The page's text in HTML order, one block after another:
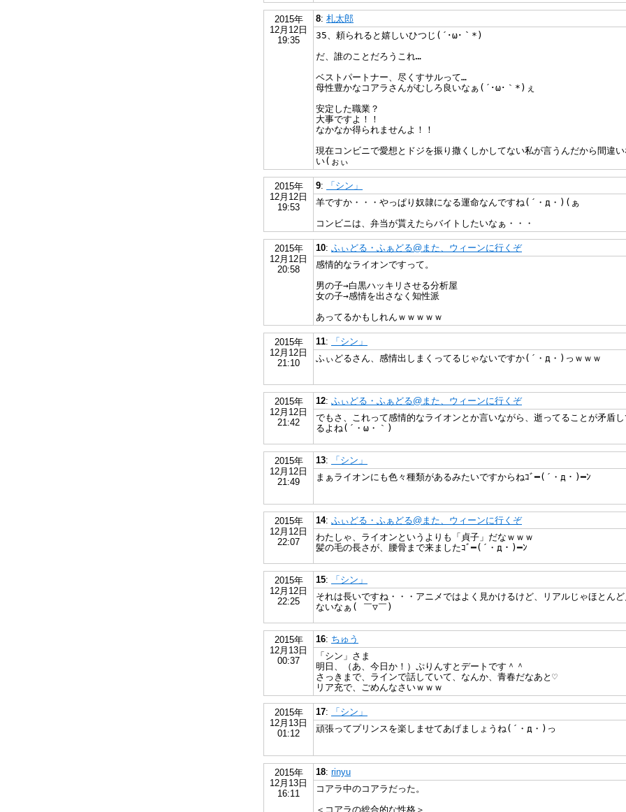
2015年
12月12日
19:35
8: 札太郎
35、頼られると嬉しいひつじ(´･ω･｀*)
だ、誰のことだろうこれ…
ベストパートナー、尽くすサルって…
母性豊かなコアラさんがむしろ良いなぁ(´･ω･｀*)ぇ
安定した職業？
大事ですよ！！
なかなか得られませんよ！！
現在コンビニで愛想とドジを振り撒くしかしてない私が言うんだから間違
い(ぉぃ
2015年
12月12日
19:53
9:
「シン」
羊ですか・・・やっぱり奴隷になる運命なんですね(´・д・)(ぁ
コンビニは、弁当が貰えたらバイトしたいなぁ・・・
2015年
12月12日
20:58
10: ふぃどる・ふぁどる@また、ウィーンに行くぞ
感情的なライオンですって。
男の子→白黒ハッキリさせる分析屋
女の子→感情を出さなく知性派
あってるかもしれんｗｗｗｗｗ
2015年
12月12日
21:10
11:
「シン」
ふぃどるさん、感情出しまくってるじゃないですか(´・д・)っｗｗｗ
2015年
12月12日
21:42
12: ふぃどる・ふぁどる@また、ウィーンに行くぞ
でもさ、これって感情的なライオンとか言いながら、逝ってることが矛盾
るよね(´・ω・｀)
2015年
12月12日
21:49
13:
「シン」
まぁライオンにも色々種類があるみたいですからねｺﾞ━(´・д・)━ﾝ
2015年
12月12日
22:07
14: ふぃどる・ふぁどる@また、ウィーンに行くぞ
わたしゃ、ライオンというよりも「貞子」だなｗｗｗ
髪の毛の長さが、腰骨まで来ましたｺﾞ━(´・д・)━ﾝ
2015年
12月12日
22:25
15:
「シン」
それは長いですね・・・アニメではよく見かけるけど、リアルじゃほとん
ないなぁ( ￣▽￣)
2015年
12月13日
00:37
16: ちゅう
「シン」さま
明日、（あ、今日か！）ぷりんすとデートです＾＾
さっきまで、ラインで話していて、なんか、青春だなあと♡
リア充で、ごめんなさいｗｗｗ
2015年
12月13日
01:12
17:
「シン」
頑張ってプリンスを楽しませてあげましょうね(´・д・)っ
2015年
12月13日
16:11
18: rinyu
コアラ中のコアラだった。
＜コアラの総合的な性格＞